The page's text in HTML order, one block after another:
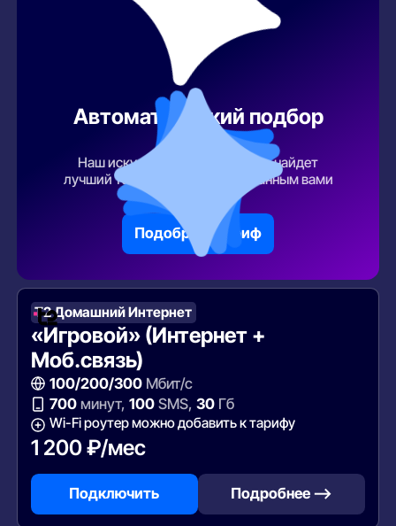
Автоматический подбор
тарифа
Наш искусственный интеллект найдет
лучший тарифный план по указанным вами
Подобрать тариф
Т2 Домашний Интернет
«Игровой» (Интернет +
Моб.связь)
100/200/300Мбит/с
700минут, 100SMS, 30Гб
Wi-Fi роутер можно добавить к тарифу
1 200 ₽/мес
Подключить Подробнее —>